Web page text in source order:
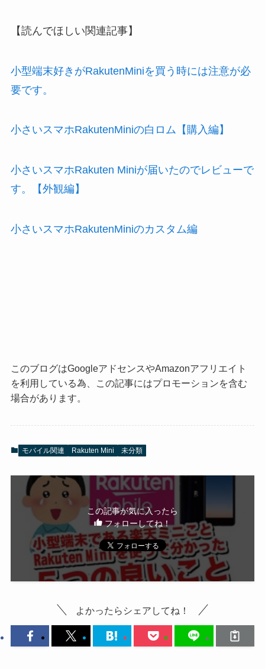
【読んでほしい関連記事】
小型端末好きがRakutenMiniを買う時には注意が必
要です。
小さいスマホRakutenMiniの白ロム【購入編】
小さいスマホRakuten Miniが届いたのでレビューで
す。【外観編】
小さいスマホRakutenMiniのカスタム編
このブログはGoogleアドセンスやAmazonアフリエイト
を利用している為、この記事にはプロモーションを含む
場合があります。
モバイル関連 Rakuten Mini 未分類
この記事が気に入ったら
フォローしてね！
よかったらシェアしてね！